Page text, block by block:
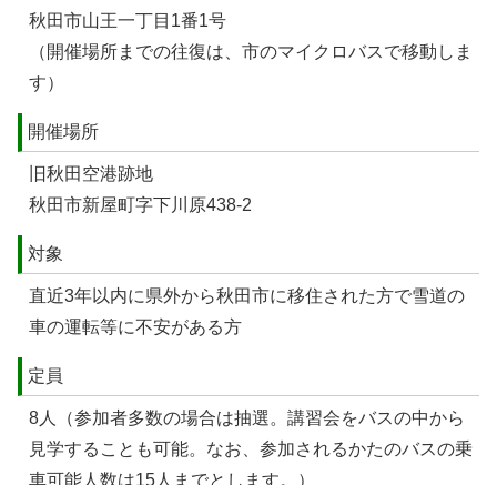
秋田市山王一丁目1番1号
（開催場所までの往復は、市のマイクロバスで移動しま
す）
開催場所
旧秋田空港跡地
秋田市新屋町字下川原438-2
対象
直近3年以内に県外から秋田市に移住された方で雪道の
車の運転等に不安がある方
定員
8人（参加者多数の場合は抽選。講習会をバスの中から
見学することも可能。なお、参加されるかたのバスの乗
車可能人数は15人までとします。）